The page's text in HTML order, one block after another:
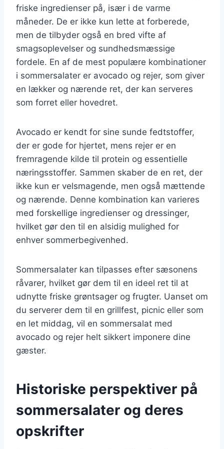
friske ingredienser på, især i de varme
måneder. De er ikke kun lette at forberede,
men de tilbyder også en bred vifte af
smagsoplevelser og sundhedsmæssige
fordele. En af de mest populære kombinationer
i sommersalater er avocado og rejer, som giver
en lækker og nærende ret, der kan serveres
som forret eller hovedret.
Avocado er kendt for sine sunde fedtstoffer,
der er gode for hjertet, mens rejer er en
fremragende kilde til protein og essentielle
næringsstoffer. Sammen skaber de en ret, der
ikke kun er velsmagende, men også mættende
og nærende. Denne kombination kan varieres
med forskellige ingredienser og dressinger,
hvilket gør den til en alsidig mulighed for
enhver sommerbegivenhed.
Sommersalater kan tilpasses efter sæsonens
råvarer, hvilket gør dem til en ideel ret til at
udnytte friske grøntsager og frugter. Uanset om
du serverer dem til en grillfest, picnic eller som
en let middag, vil en sommersalat med
avocado og rejer helt sikkert imponere dine
gæster.
Historiske perspektiver på
sommersalater og deres
opskrifter